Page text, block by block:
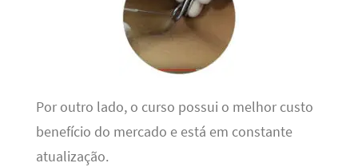
Por outro lado, o curso possui o melhor custo
benefício do mercado e está em constante
atualização.